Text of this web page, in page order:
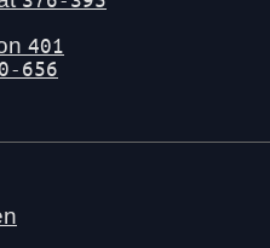
401
656